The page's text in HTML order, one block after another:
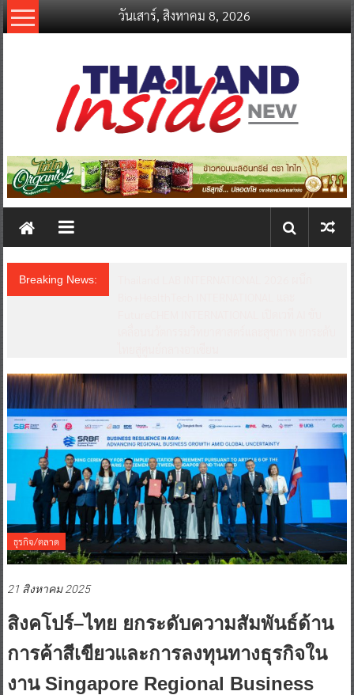
Skip
to
วันเสาร์, สิงหาคม 8, 2026
thailandinsidenew.com
Thailand
New
Breaking News:
ธุรกิจ/ตลาด
21 สิงหาคม 2025
สิงคโปร์–ไทย ยกระดับความสัมพันธ์ด้าน
การค้าสีเขียวและการลงทุนทางธุรกิจใน
งาน Singapore Regional Business